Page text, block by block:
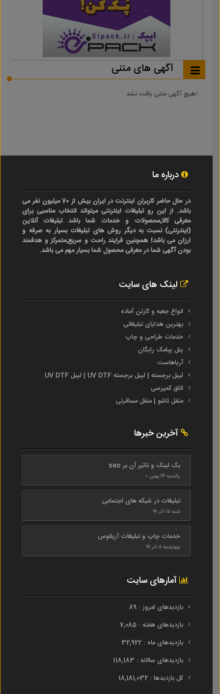
آگهی های متنی
هیچ آگهی متنی یافت نشد
درباره ما
در حال حاضر کاربران اینترنت در ایران بیش از 70 میلیون نفر می
باشد. از این رو تبلیغات اینترنتی میتواند انتخاب مناسبی برای
معرفی کالا,محصولات و خدمات شما باشد تبلیغات آنلاین
(اینترنتی) نسبت به دیگر روش های تبلیغات بسیار به صرفه و
ارزان می باشد! همچنین فرایند راحت و سریع,متمرکز و هدفمند
بودن آگهی شما در معرفی محصول شما بسیار مهم می باشد.
لینک های سایت
انواع جعبه و کارتن آماده
بهترین هدایای تبلیغاتی
خدمات طراحی و چاپ
پنل پیامک رایگان
آریاهاست
لیبل برجسته | لیبل برجسته UV DTF | لیبل UV DTF
اتاق کمپرسی
منقل تاشو | منقل مسافرتی
آخرین خبرها
بک لینک و تاثیر آن بر seo
یکشنبه ۲۴ بهمن ۰
تبلیغات در شبکه های اجتماعی
شنبه ۱۵ آذر ۹۹
خدمات چاپ و تبلیغات آریانوس
چهارشنبه ۵ آذر ۹۹
آمارهای سایت
بازدیدهای امروز : 89
بازدیدهای هفته : 7,085
بازدیدهای ماه : 32,922
بازدیدهای سالانه : 118,183
کل بازدیدها : 18,181,032